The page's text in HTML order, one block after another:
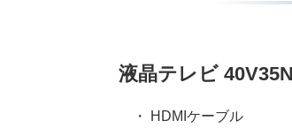
液晶テレビ
・ HDMIケーブル